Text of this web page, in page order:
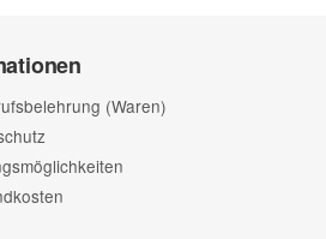
(Waren)